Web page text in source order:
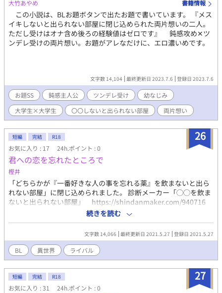
大竹あやめ 書籍情報
この小説は、BLお題ボタンで出たお題で書いています。 『メス
イキしないと出られない部屋に閉じ込められた両片想いの二人。
ただし受けはオナ含め後ろの経験値はゼロです』 鈍感攻め‪✕‬ツ
ンデレ受けの両片想い。お題がアレなだけに、エロ濃いめです。
文字数 14,104 最終更新日 2023.7.6 登録日 2023.7.6
お題SS 鈍感主人公 ツンデレ受け
幼なじみ
大学生×大学生
〇〇しないと出られない部屋 両片想い
26
短編 完結 R18
お気に入り : 17 24h.ポイント : 0
君への恋を忘れたところで
樫井
「どちらかが『一番好きな人の事を忘れる薬』を飲まないと出ら
れない部屋」に閉じ込められました。 診断メーカー「◯◯を飲ま
ないと出られない部屋」 https://shindanmaker.com/940716
より 学院のライバル同士で攻め視点。ダンジョンとかがあるファ
ンタジーな世界です。
続きを読む
文字数 14,066 最終更新日 2021.5.27 登録日 2021.5.27
BL 異世界 ライバル
27
短編 完結 R18
お気に入り : 31 24h.ポイント : 0